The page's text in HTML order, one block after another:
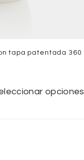
tapa patentada 360
opciones